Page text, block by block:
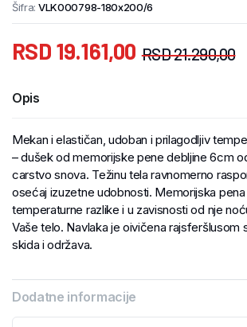
Šifra: VLK000798-180x200/6
RSD21.290,00
RSD 19.161,00
Opis
Mekan i elastičan, udoban i prilagodljiv
– dušek od memorijske pene debljine 6cm
carstvo snova. Težinu tela ravnomerno
osećaj izuzetne udobnosti. Memorijska pena
temperaturne razlike i u zavisnosti od nje
Vaše telo. Navlaka je oivičena rajsferšlusom
skida i održava.
Dodatne informacije